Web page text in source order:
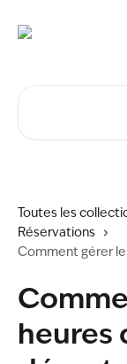
Toutes les
Réservations
Comment gérer
heures